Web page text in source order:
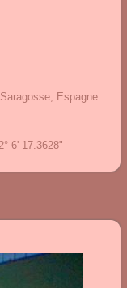
Espagne
6' 17.3628"